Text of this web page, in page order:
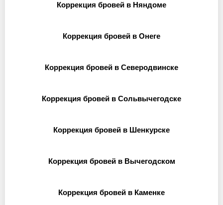
Коррекция бровей в Няндоме
Коррекция бровей в Онеге
Коррекция бровей в Северодвинске
Коррекция бровей в Сольвычегодске
Коррекция бровей в Шенкурске
Коррекция бровей в Вычегодском
Коррекция бровей в Каменке